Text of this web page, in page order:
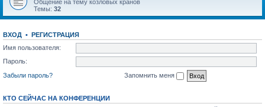
Общение на тему козловых кранов
Темы: 32
ВХОД • РЕГИСТРАЦИЯ
Имя пользователя:
Пароль:
Забыли пароль?
Запомнить меня
КТО СЕЙЧАС НА КОНФЕРЕНЦИИ